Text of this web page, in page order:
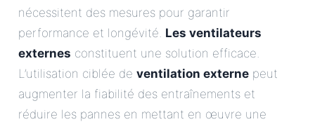
nécessitent des mesures pour garantir
performance et longévité. Les ventilateurs
externes constituent une solution efficace.
L’utilisation ciblée de ventilation externe peut
augmenter la fiabilité des entraînements et
réduire les pannes en mettant en œuvre une